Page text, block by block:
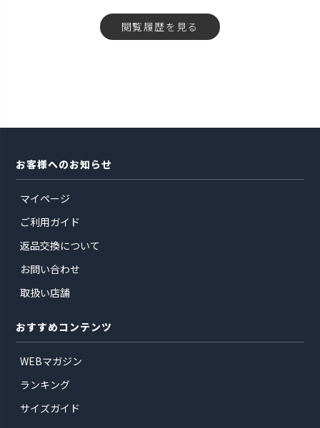
閲覧履歴を見る
お客様へのお知らせ
マイページ
ご利用ガイド
返品交換について
お問い合わせ
取扱い店舗
おすすめコンテンツ
WEBマガジン
ランキング
サイズガイド